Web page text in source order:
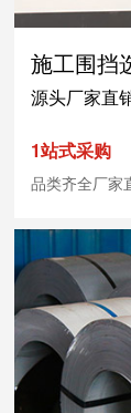
施工围挡
源头厂家直
1站式采购
品类齐全厂家